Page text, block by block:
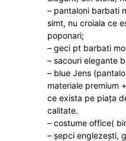
– pantaloni barbati
simt, nu croiala ce
poponari;
– geci pt barbati
– sacouri elegante
– blue Jens
materiale premium
ce exista pe piața
calitate.
– costume office(
– șepci englezești,